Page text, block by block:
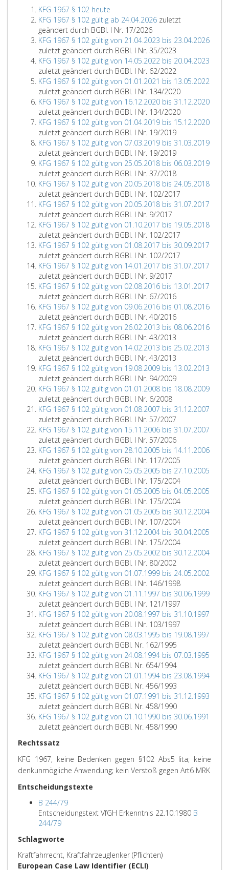
KFG 1967 § 102 heute
KFG 1967 § 102 gültig ab 24.04.2026 zuletzt
geändert durch BGBl. I Nr. 17/2026
KFG 1967 § 102 gültig von 21.04.2023 bis 23.04.2026
zuletzt geändert durch BGBl. I Nr. 35/2023
KFG 1967 § 102 gültig von 14.05.2022 bis 20.04.2023
zuletzt geändert durch BGBl. I Nr. 62/2022
KFG 1967 § 102 gültig von 01.01.2021 bis 13.05.2022
zuletzt geändert durch BGBl. I Nr. 134/2020
KFG 1967 § 102 gültig von 16.12.2020 bis 31.12.2020
zuletzt geändert durch BGBl. I Nr. 134/2020
KFG 1967 § 102 gültig von 01.04.2019 bis 15.12.2020
zuletzt geändert durch BGBl. I Nr. 19/2019
KFG 1967 § 102 gültig von 07.03.2019 bis 31.03.2019
zuletzt geändert durch BGBl. I Nr. 19/2019
KFG 1967 § 102 gültig von 25.05.2018 bis 06.03.2019
zuletzt geändert durch BGBl. I Nr. 37/2018
KFG 1967 § 102 gültig von 20.05.2018 bis 24.05.2018
zuletzt geändert durch BGBl. I Nr. 102/2017
KFG 1967 § 102 gültig von 20.05.2018 bis 31.07.2017
zuletzt geändert durch BGBl. I Nr. 9/2017
KFG 1967 § 102 gültig von 01.10.2017 bis 19.05.2018
zuletzt geändert durch BGBl. I Nr. 102/2017
KFG 1967 § 102 gültig von 01.08.2017 bis 30.09.2017
zuletzt geändert durch BGBl. I Nr. 102/2017
KFG 1967 § 102 gültig von 14.01.2017 bis 31.07.2017
zuletzt geändert durch BGBl. I Nr. 9/2017
KFG 1967 § 102 gültig von 02.08.2016 bis 13.01.2017
zuletzt geändert durch BGBl. I Nr. 67/2016
KFG 1967 § 102 gültig von 09.06.2016 bis 01.08.2016
zuletzt geändert durch BGBl. I Nr. 40/2016
KFG 1967 § 102 gültig von 26.02.2013 bis 08.06.2016
zuletzt geändert durch BGBl. I Nr. 43/2013
KFG 1967 § 102 gültig von 14.02.2013 bis 25.02.2013
zuletzt geändert durch BGBl. I Nr. 43/2013
KFG 1967 § 102 gültig von 19.08.2009 bis 13.02.2013
zuletzt geändert durch BGBl. I Nr. 94/2009
KFG 1967 § 102 gültig von 01.01.2008 bis 18.08.2009
zuletzt geändert durch BGBl. I Nr. 6/2008
KFG 1967 § 102 gültig von 01.08.2007 bis 31.12.2007
zuletzt geändert durch BGBl. I Nr. 57/2007
KFG 1967 § 102 gültig von 15.11.2006 bis 31.07.2007
zuletzt geändert durch BGBl. I Nr. 57/2006
KFG 1967 § 102 gültig von 28.10.2005 bis 14.11.2006
zuletzt geändert durch BGBl. I Nr. 117/2005
KFG 1967 § 102 gültig von 05.05.2005 bis 27.10.2005
zuletzt geändert durch BGBl. I Nr. 175/2004
KFG 1967 § 102 gültig von 01.05.2005 bis 04.05.2005
zuletzt geändert durch BGBl. I Nr. 175/2004
KFG 1967 § 102 gültig von 01.05.2005 bis 30.12.2004
zuletzt geändert durch BGBl. I Nr. 107/2004
KFG 1967 § 102 gültig von 31.12.2004 bis 30.04.2005
zuletzt geändert durch BGBl. I Nr. 175/2004
KFG 1967 § 102 gültig von 25.05.2002 bis 30.12.2004
zuletzt geändert durch BGBl. I Nr. 80/2002
KFG 1967 § 102 gültig von 01.07.1999 bis 24.05.2002
zuletzt geändert durch BGBl. I Nr. 146/1998
KFG 1967 § 102 gültig von 01.11.1997 bis 30.06.1999
zuletzt geändert durch BGBl. I Nr. 121/1997
KFG 1967 § 102 gültig von 20.08.1997 bis 31.10.1997
zuletzt geändert durch BGBl. I Nr. 103/1997
KFG 1967 § 102 gültig von 08.03.1995 bis 19.08.1997
zuletzt geändert durch BGBl. Nr. 162/1995
KFG 1967 § 102 gültig von 24.08.1994 bis 07.03.1995
zuletzt geändert durch BGBl. Nr. 654/1994
KFG 1967 § 102 gültig von 01.01.1994 bis 23.08.1994
zuletzt geändert durch BGBl. Nr. 456/1993
KFG 1967 § 102 gültig von 01.07.1991 bis 31.12.1993
zuletzt geändert durch BGBl. Nr. 458/1990
KFG 1967 § 102 gültig von 01.10.1990 bis 30.06.1991
zuletzt geändert durch BGBl. Nr. 458/1990
Rechtssatz
KFG 1967, keine Bedenken gegen §102 Abs5 lita; keine
denkunmögliche Anwendung; kein Verstoß gegen Art6 MRK
Entscheidungstexte
B 244/79
Entscheidungstext VfGH Erkenntnis 22.10.1980 B
244/79
Schlagworte
Kraftfahrrecht, Kraftfahrzeuglenker (Pflichten)
European Case Law Identifier (ECLI)